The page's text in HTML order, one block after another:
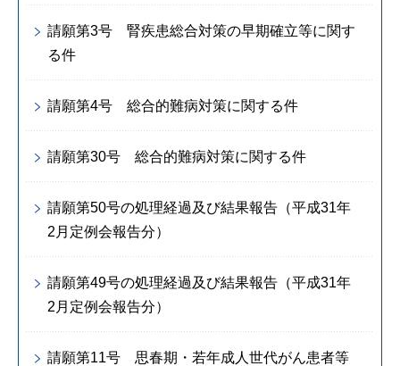
請願第3号 腎疾患総合対策の早期確立等に関す
る件
請願第4号 総合的難病対策に関する件
請願第30号 総合的難病対策に関する件
請願第50号の処理経過及び結果報告（平成31年
2月定例会報告分）
請願第49号の処理経過及び結果報告（平成31年
2月定例会報告分）
請願第11号 思春期・若年成人世代がん患者等